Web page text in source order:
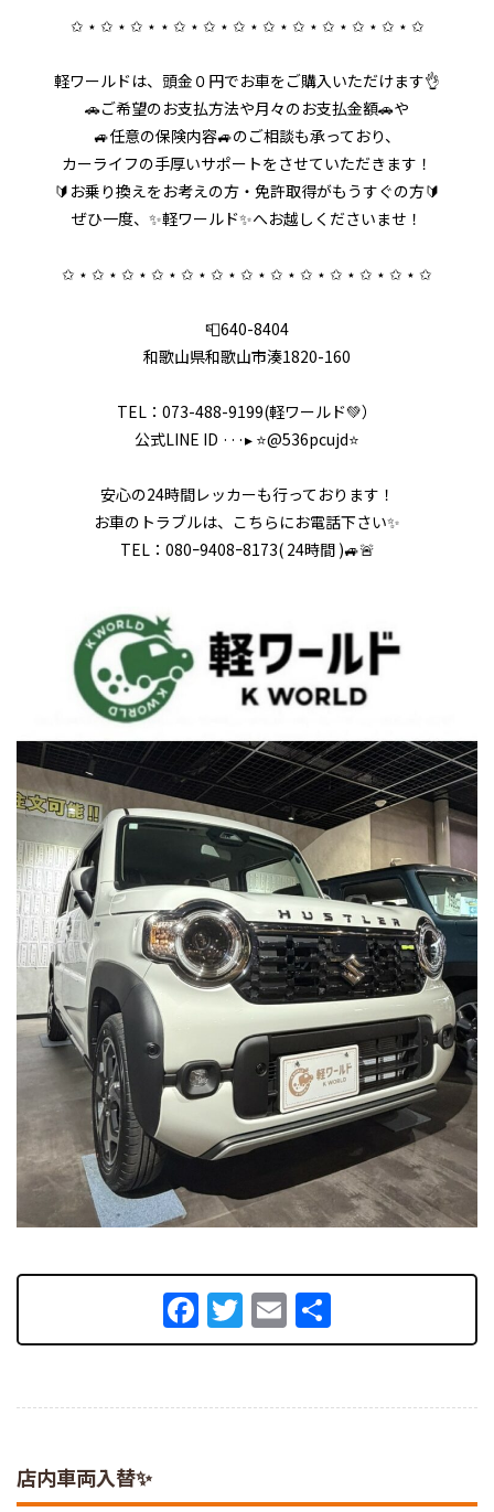
✩ ⋆ ✩ ⋆ ✩ ⋆ ⋆ ✩ ⋆ ✩ ⋆ ✩ ⋆ ✩ ⋆ ✩ ⋆ ✩ ⋆ ✩ ⋆ ✩ ⋆ ✩
軽ワールドは、頭金０円でお車をご購入いただけます👌
🚗ご希望のお支払方法や月々のお支払金額🚗や
🚙任意の保険内容🚙のご相談も承っており、
カーライフの手厚いサポートをさせていただきます！
🔰お乗り換えをお考えの方・免許取得がもうすぐの方🔰
ぜひ一度、✨軽ワールド✨へお越しくださいませ！
✩ ⋆ ✩ ⋆ ✩ ⋆ ✩ ⋆ ✩ ⋆ ✩ ⋆ ✩ ⋆ ✩ ⋆ ✩ ⋆ ✩ ⋆ ✩ ⋆ ✩ ⋆ ✩
📮640-8404
和歌山県和歌山市湊1820-160
TEL：073-488-9199(軽ワールド💚）
公式LINE ID ···▸ ⭐️@536pcujd⭐️
安心の24時間レッカーも行っております！
お車のトラブルは、こちらにお電話下さい✨
TEL：080ｰ9408ｰ8173( 24時間 )🚙🚨
Facebook
Twitter
Email
有
店内車両入替✨